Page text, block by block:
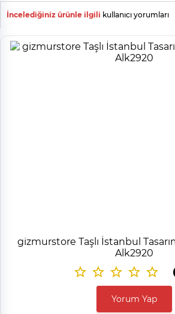
İncelediğiniz ürünle ilgili kullanıcı yorumları
gizmurstore Taşlı İstanbul
Alk2920
Yorum Yap